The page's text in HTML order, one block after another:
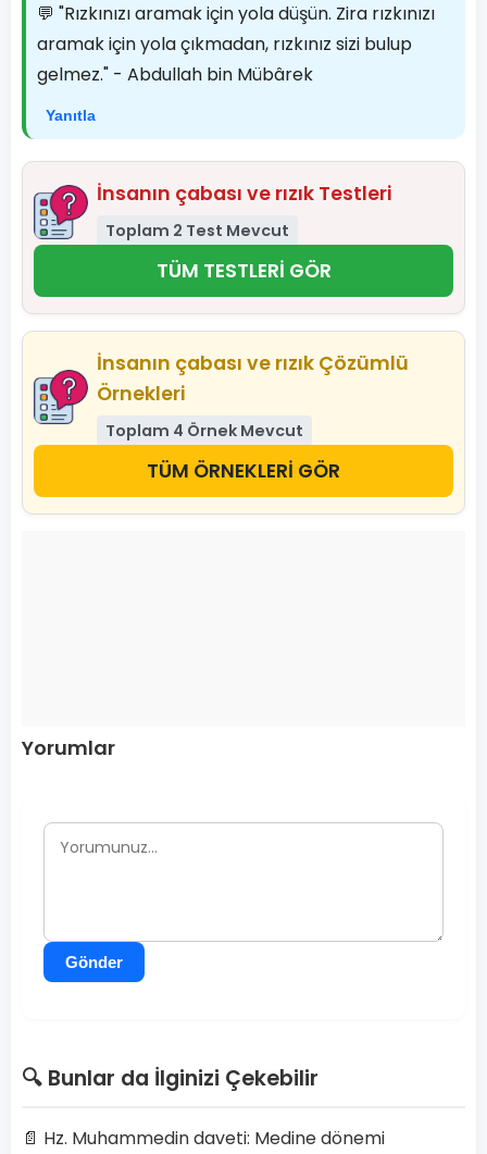
💬 "Rızkınızı aramak için yola düşün. Zira rızkınızı
aramak için yola çıkmadan, rızkınız sizi bulup
gelmez." - Abdullah bin Mübârek
Yanıtla
İnsanın çabası ve rızık Testleri
Toplam 2 Test Mevcut
TÜM TESTLERİ GÖR
İnsanın çabası ve rızık Çözümlü
Örnekleri
Toplam 4 Örnek Mevcut
TÜM ÖRNEKLERİ GÖR
Yorumlar
Gönder
🔍 Bunlar da İlginizi Çekebilir
📄 Hz. Muhammedin daveti: Medine dönemi